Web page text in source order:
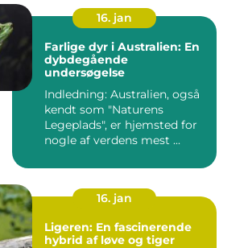
16. jan
Farlige dyr i Australien: En
dybdegående
undersøgelse
Indledning: Australien, også
kendt som "Naturens
Legeplads", er hjemsted for
nogle af verdens mest ...
16. jan
Ligeren: En fascinerende
hybrid af løve og tiger